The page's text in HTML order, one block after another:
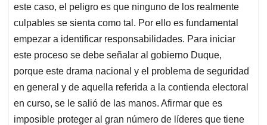
este caso, el peligro es que ninguno de los realmente
culpables se sienta como tal. Por ello es fundamental
empezar a identificar responsabilidades. Para iniciar
este proceso se debe señalar al gobierno Duque,
porque este drama nacional y el problema de seguridad
en general y de aquella referida a la contienda electoral
en curso, se le salió de las manos. Afirmar que es
imposible proteger al gran número de líderes que tiene